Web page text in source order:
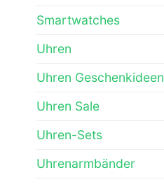
Smartwatches
Uhren
Uhren Geschenkideen
Uhren Sale
Uhren-Sets
Uhrenarmbänder